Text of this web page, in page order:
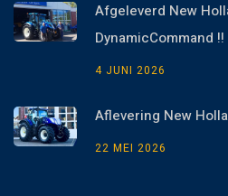
Afgeleverd New
DynamicCommand !!
4 JUNI 2026
Aflevering New
22 MEI 2026